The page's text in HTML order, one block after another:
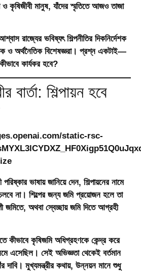
ও কৃষিজীবী মানুষ, যাঁদের স্মৃতিতে আজও তাজা
রাজ্যের ভবিষ্যৎ শিল্পনীতির দিকনির্দেশক
ও অর্থনৈতিক বিশেষজ্ঞরা। প্রশ্ন একটাই—
কার্যকর হবে?
বার্তা: শিল্পায়ন হবে
ভাষায় জানিয়ে দেন, শিল্পায়নের নামে
না। শিল্পের জন্য জমি প্রয়োজন হলে তা
জমিতে, অথবা স্বেচ্ছায় জমি দিতে আগ্রহী
কীভাবে কৃষিজমি অধিগ্রহণকে কেন্দ্র করে
এসেছিল। সেই অভিজ্ঞতা থেকেই বর্তমান
দাবি। মুখ্যমন্ত্রীর কথায়, উন্নয়ন মানে শুধু